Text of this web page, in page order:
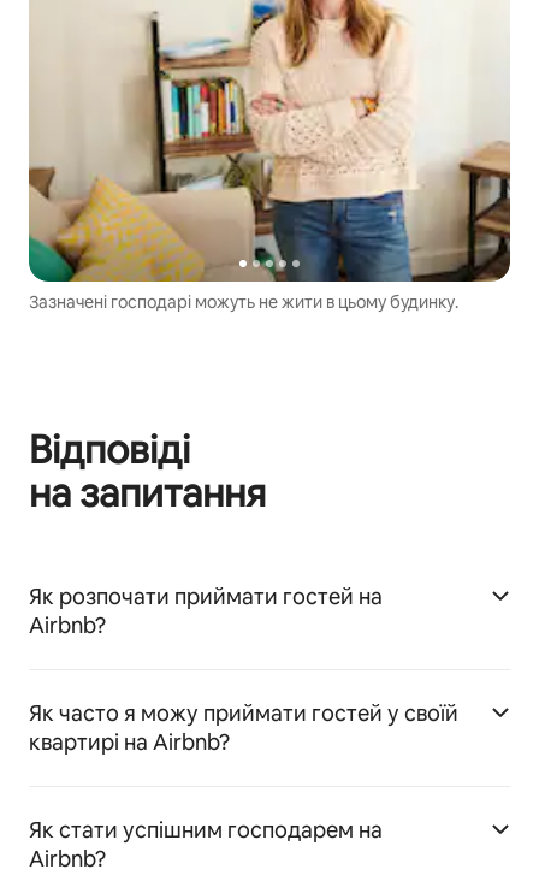
Зазначені господарі можуть не жити в цьому будинку.
Відповіді
на запитання
Як розпочати приймати гостей на
Airbnb?
Як часто я можу приймати гостей у своїй
квартирі на Airbnb?
Як стати успішним господарем на
Airbnb?